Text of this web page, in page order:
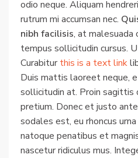
odio neque. Aliquam
rutrum mi accumsan nec.
nibh facilisis, at malesuada
tempus sollicitudin cursus.
Curabitur this is a text link
Duis mattis laoreet neque,
sollicitudin at. Proin sagittis
pretium. Donec et justo
sodales est, eu rhoncus
natoque penatibus et
nascetur ridiculus mus.